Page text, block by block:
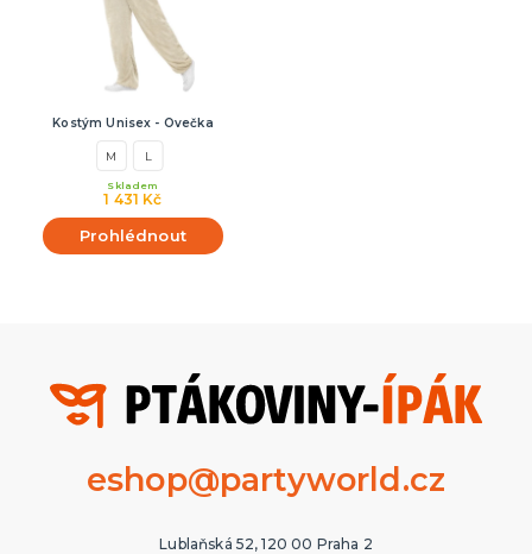
Kostým Unisex - Ovečka
M L
1 431 Kč
Skladem
Prohlédnout
eshop@partyworld.cz
Lublaňská 52, 120 00 Praha 2